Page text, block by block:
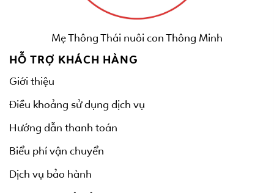
Mẹ Thông Thái nuôi con Thông Minh
HỖ TRỢ KHÁCH HÀNG
Giới thiệu
Điều khoảng sử dụng dịch vụ
Hướng dẫn thanh toán
Biểu phí vận chuyển
Dịch vụ bảo hành